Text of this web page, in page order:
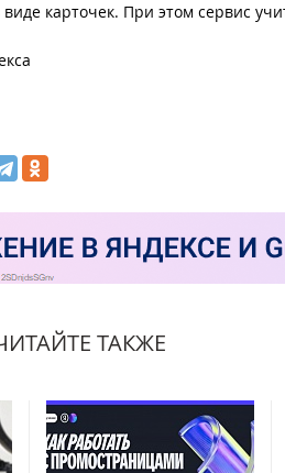
виде карточек. При этом сервис
ТАКЖЕ